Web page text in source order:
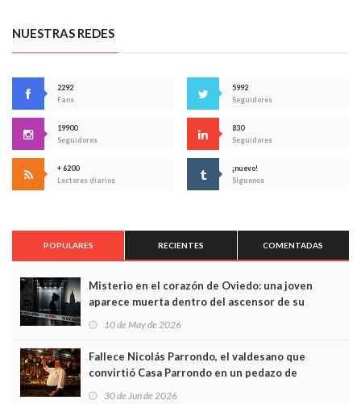
NUESTRAS REDES
2292
Fans
5992
Seguidores
19900
Seguidores
830
Seguidores
+ 6200
Lectores diarios
¡nuevo!
Síguenos
POPULARES RECIENTES COMENTADAS
Misterio en el corazón de Oviedo: una joven
aparece muerta dentro del ascensor de su
edificio y las cámaras captan sus últimos minutos
10 de May de 2026
Fallece Nicolás Parrondo, el valdesano que
convirtió Casa Parrondo en un pedazo de
Asturias en Madrid
30 de Jun de 2026